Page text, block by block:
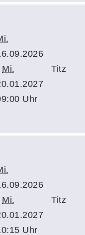
Mi.
Uhr
Titz
Mi.
Uhr
Titz